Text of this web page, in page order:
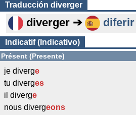
Traducción diverger
diverger ➔ diferir
Indicatif (Indicativo)
Présent (Presente)
je diverge
tu diverges
il diverge
nous divergeons